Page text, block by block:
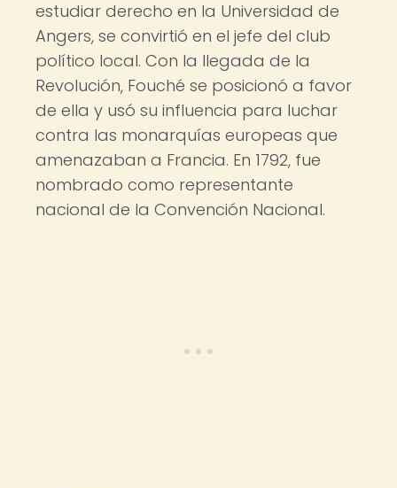
estudiar derecho en la Universidad de
Angers, se convirtió en el jefe del club
político local. Con la llegada de la
Revolución, Fouché se posicionó a favor
de ella y usó su influencia para luchar
contra las monarquías europeas que
amenazaban a Francia. En 1792, fue
nombrado como representante
nacional de la Convención Nacional.